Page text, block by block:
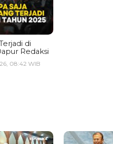
di
Redaksi
08:42 WIB